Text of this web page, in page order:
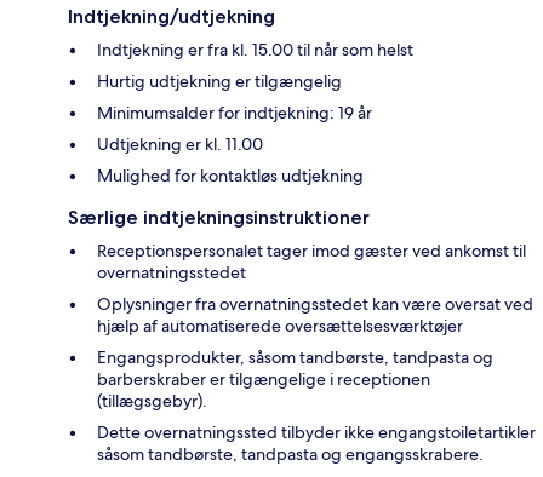
Indtjekning/udtjekning
Indtjekning er fra kl. 15.00 til når som helst
Hurtig udtjekning er tilgængelig
Minimumsalder for indtjekning: 19 år
Udtjekning er kl. 11.00
Mulighed for kontaktløs udtjekning
Særlige indtjekningsinstruktioner
Receptionspersonalet tager imod gæster ved ankomst til
overnatningsstedet
Oplysninger fra overnatningsstedet kan være oversat ved
hjælp af automatiserede oversættelsesværktøjer
Engangsprodukter, såsom tandbørste, tandpasta og
barberskraber er tilgængelige i receptionen
(tillægsgebyr).
Dette overnatningssted tilbyder ikke engangstoiletartikler
såsom tandbørste, tandpasta og engangsskrabere.